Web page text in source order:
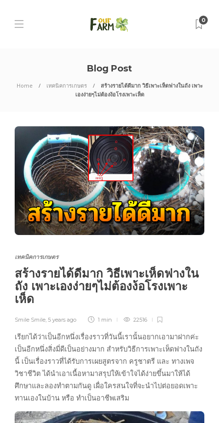
0
Blog Post
Home เทคนิคการเกษตร
สร้างรายได้ดีมาก วิธีเพาะเห็ดฟางในถัง เพาะ
เองง่ายๆไม่ต้องง้อโรงเพาะเห็ด
เทคนิคการเกษตร
สร้างรายได้ดีมาก วิธีเพาะเห็ดฟางใน
ถัง เพาะเองง่ายๆไม่ต้องง้อโรงเพาะ
เห็ด
Smile Smile 5 years ago 1 min 22516
เรียกได้ว่าเป็นอีกหนึ่งเรื่องราวที่วันนี้เรานั้นอยากเอามาฝากค่ะ
เป็นอีกหนึ่งสิ่งมี่ดีเป็นอย่างมาก สำหรับวิธีการเพาะเห็ดฟางในถัง
นี้ เป็นเรื่องราวที่ได้รับการเผยสูตรจาก ครูชาตรี และ ทางเพจ
วิชาชีวิต ได้นำเอาเนื้อหามาสรุปให้เข้าใจได้ง่ายขึ้นมาให้ได้
ศึกษาและลองทำตามกันดู เผื่อใครสนใจที่จะนำไปต่อยอดเพาะ
ทานเองในบ้าน หรือ ทำเป็นอาชีพเสริม